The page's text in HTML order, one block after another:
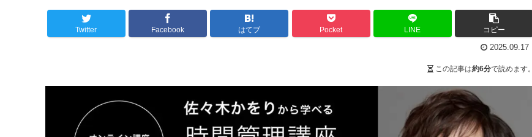
Twitter Facebook はてブ Pocket LINE コピー
2025.09.17
この記事は約6分で読めます。